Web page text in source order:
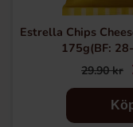
Estrella Chips
175g(BF:
29.90 kr